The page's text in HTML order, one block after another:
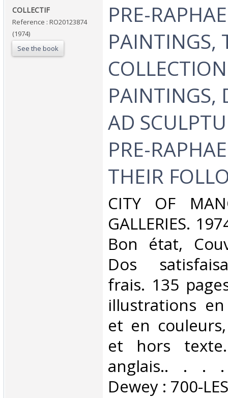
‎COLLECTIF‎
Reference : RO20123874
(1974)
See the book
‎PRE-
PAINTINGS,
PAINTINGS,
AD
PRE-
THEIR
‎CITY OF
GALLERIES.
Bon état,
Dos
frais. 135
illustrations
et en
et hors
anglais.. . . .
Dewey : 700-